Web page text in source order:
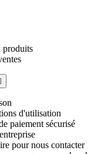
produits
d'utilisation
paiement sécurisé
pour nous contacter